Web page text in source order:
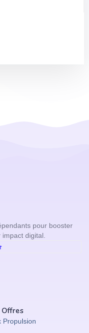
pour booster
digital.
Offres
Propulsion